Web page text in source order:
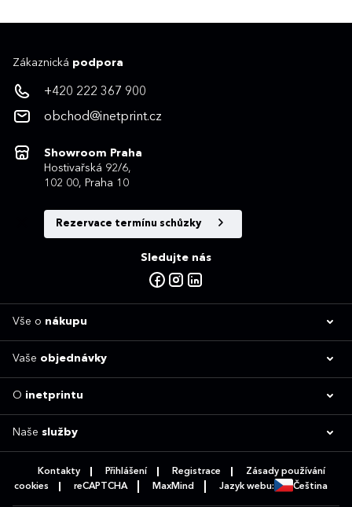
Zákaznická podpora
+420 222 367 900
obchod@inetprint.cz
Showroom Praha
Hostivařská 92/6,
102 00, Praha 10
Rezervace termínu schůzky
Sledujte nás
Vše o nákupu
Vaše objednávky
O inetprintu
Naše služby
Kontakty Přihlášení Registrace
Zásady používání
cookies
reCAPTCHA MaxMind Jazyk webu: Čeština